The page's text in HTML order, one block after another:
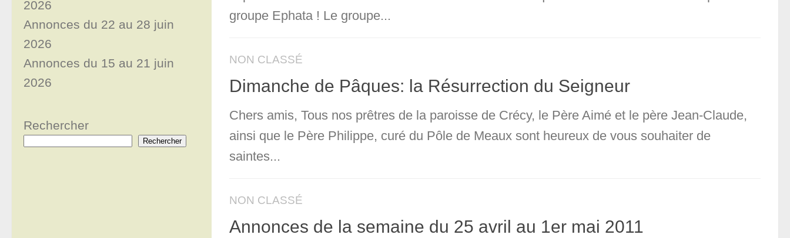
groupe Ephata ! Le groupe...
NON CLASSÉ
Dimanche de Pâques: la Résurrection du Seigneur
Chers amis, Tous nos prêtres de la paroisse de Crécy, le Père Aimé et le père Jean-Claude,
ainsi que le Père Philippe, curé du Pôle de Meaux sont heureux de vous souhaiter de
saintes...
NON CLASSÉ
Annonces de la semaine du 25 avril au 1er mai 2011
2026
Annonces du 22 au 28 juin
2026
Annonces du 15 au 21 juin
2026
Rechercher
Rechercher